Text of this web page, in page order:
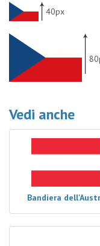
40px
Vedi anche
Bandiera